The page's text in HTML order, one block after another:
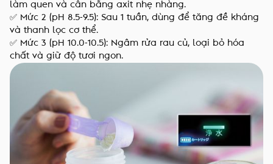
làm quen và cân bằng axit nhẹ nhàng.
✅ Mức 2 (pH 8.5-9.5): Sau 1 tuần, dùng để tăng đề kháng
và thanh lọc cơ thể.
✅ Mức 3 (pH 10.0-10.5): Ngâm rửa rau củ, loại bỏ hóa
chất và giữ độ tươi ngon.